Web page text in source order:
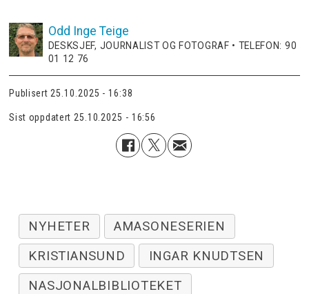
Odd Inge Teige
DESKSJEF, JOURNALIST OG FOTOGRAF • TELEFON: 90
01 12 76
Publisert 25.10.2025 - 16:38
Sist oppdatert 25.10.2025 - 16:56
NYHETER
AMASONESERIEN
KRISTIANSUND
INGAR KNUDTSEN
NASJONALBIBLIOTEKET